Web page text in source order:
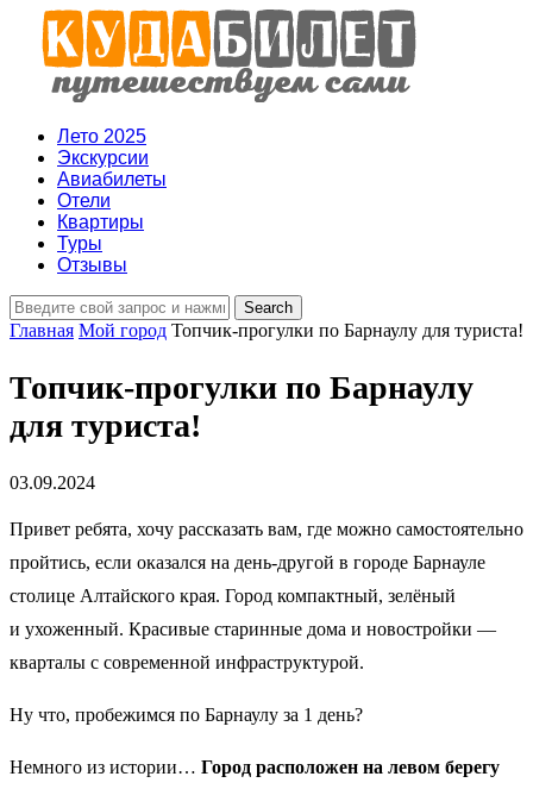
Лето 2025
Экскурсии
Авиабилеты
Отели
Квартиры
Туры
Отзывы
Главная Мой город Топчик-прогулки по Барнаулу для туриста!
Топчик-прогулки по Барнаулу
для туриста!
03.09.2024
Привет ребята, хочу рассказать вам, где можно самостоятельно
пройтись, если оказался на день-другой в городе Барнауле
столице Алтайского края. Город компактный, зелёный
и ухоженный. Красивые старинные дома и новостройки —
кварталы с современной инфраструктурой.
Ну что, пробежимся по Барнаулу за 1 день?
Немного из истории… Город расположен на левом берегу